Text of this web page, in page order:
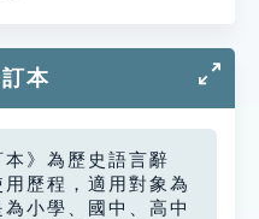
本
本》為歷史語言辭
歷程，適用對象為
小學、國中、高中